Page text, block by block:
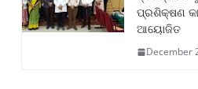
ପ୍ରଶିକ୍ଷଣ
ଆୟୋଜିତ
December